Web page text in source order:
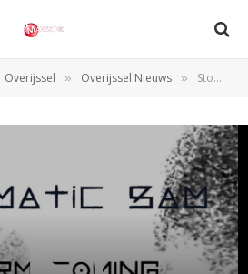
Overijssel » Overijssel Nieuws » Storm Coming eerste single nieuwe album Automatic Sam